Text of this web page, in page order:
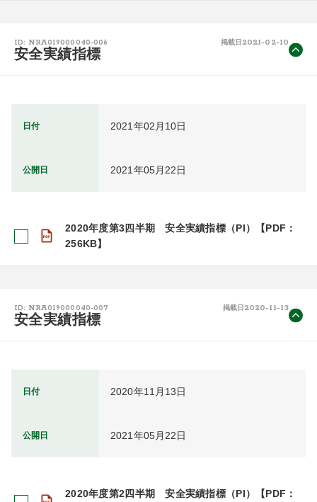
ID: NRA019000040-006 掲載日 2021-02-10
安全実績指標
日付 2021年02月10日
公開日 2021年05月22日
2020年度第3四半期 安全実績指標（PI）【PDF：
256KB】
ID: NRA019000040-007 掲載日 2020-11-13
安全実績指標
日付 2020年11月13日
公開日 2021年05月22日
2020年度第2四半期 安全実績指標（PI）【PDF：